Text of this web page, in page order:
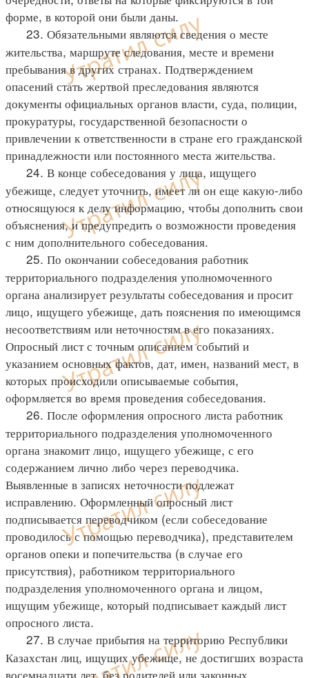
форме, в которой они были даны.
23. Обязательными являются сведения о месте
жительства, маршруте следования, месте и времени
пребывания в других странах. Подтверждением
опасений стать жертвой преследования являются
документы официальных органов власти, суда, полиции,
прокуратуры, государственной безопасности о
привлечении к ответственности в стране его гражданской
принадлежности или постоянного места жительства.
24. В конце собеседования у лица, ищущего
убежище, следует уточнить, имеет ли он еще какую-либо
относящуюся к делу информацию, чтобы дополнить свои
объяснения, и предупредить о возможности проведения
с ним дополнительного собеседования.
25. По окончании собеседования работник
территориального подразделения уполномоченного
органа анализирует результаты собеседования и просит
лицо, ищущего убежище, дать пояснения по имеющимся
несоответствиям или неточностям в его показаниях.
Опросный лист с точным описанием событий и
указанием основных фактов, дат, имен, названий мест, в
которых происходили описываемые события,
оформляется во время проведения собеседования.
26. После оформления опросного листа работник
территориального подразделения уполномоченного
органа знакомит лицо, ищущего убежище, с его
содержанием лично либо через переводчика.
Выявленные в записях неточности подлежат
исправлению. Оформленный опросный лист
подписывается переводчиком (если собеседование
проводилось с помощью переводчика), представителем
органов опеки и попечительства (в случае его
присутствия), работником территориального
подразделения уполномоченного органа и лицом,
ищущим убежище, который подписывает каждый лист
опросного листа.
27. В случае прибытия на территорию Республики
Казахстан лиц, ищущих убежище, не достигших возраста
восемнадцати лет, без родителей или законных